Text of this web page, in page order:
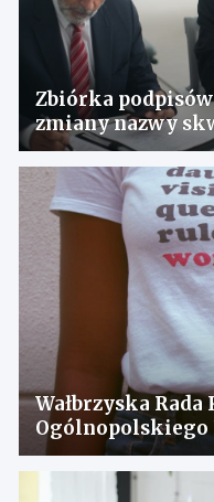
Zbiórka
zmiany nazwy
Kaczyńskich
Wałbrzyska
Ogólnopolskiego
spotkanie dla
rozwiązania